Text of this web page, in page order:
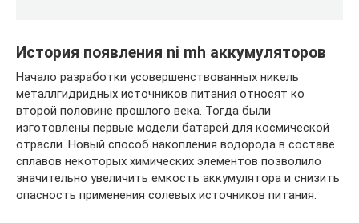
История появления ni mh аккумуляторов
Начало разработки усовершенствованных никель
металлгидридных источников питания относят ко
второй половине прошлого века. Тогда были
изготовлены первые модели батарей для космической
отрасли. Новый способ накопления водорода в составе
сплавов некоторых химических элементов позволило
значительно увеличить емкость аккумулятора и снизить
опасность применения солевых источников питания.